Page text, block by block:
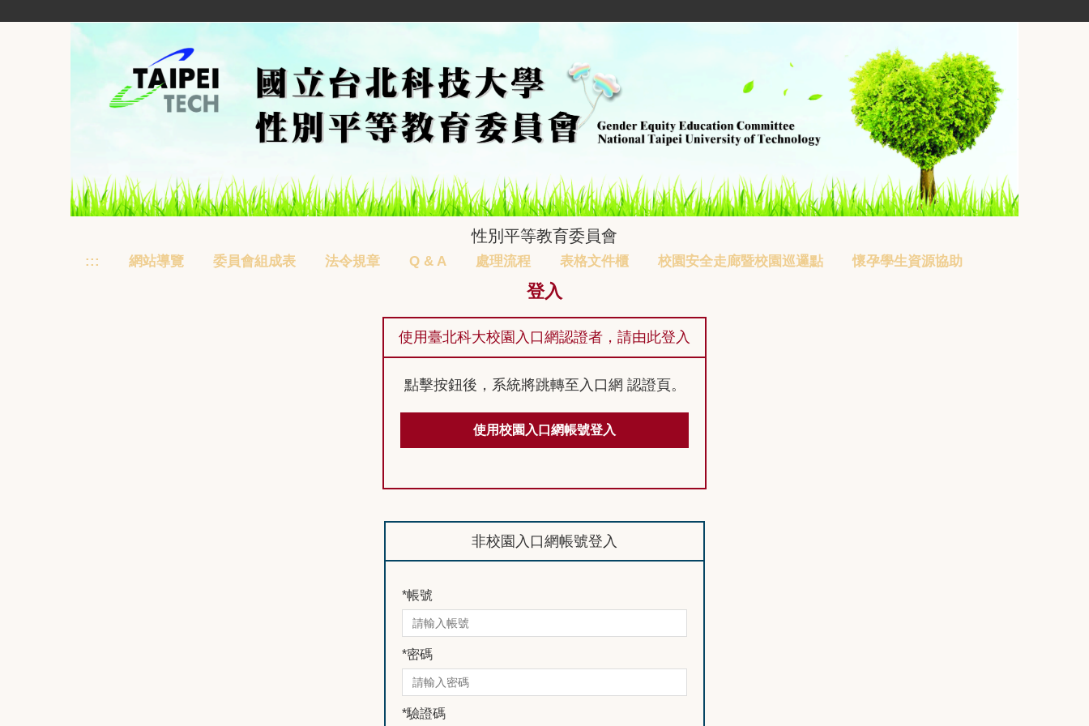
性別平等教育委員會
::: 網站導覽 委員會組成表 法令規章 Q & A 處理流程 表格文件櫃 校園安全走廊暨校園巡邏點 懷孕學生資源協助
登入
使用臺北科大校園入口網認證者，請由此登入
點擊按鈕後，系統將跳轉至入口網 認證頁。
使用校園入口網帳號登入
非校園入口網帳號登入
*帳號
*密碼
*驗證碼